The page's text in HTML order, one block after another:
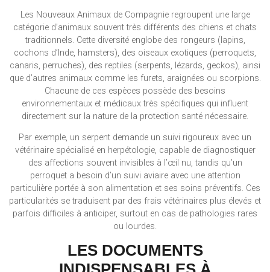
Les Nouveaux Animaux de Compagnie regroupent une large
catégorie d’animaux souvent très différents des chiens et chats
traditionnels. Cette diversité englobe des rongeurs (lapins,
cochons d’Inde, hamsters), des oiseaux exotiques (perroquets,
canaris, perruches), des reptiles (serpents, lézards, geckos), ainsi
que d’autres animaux comme les furets, araignées ou scorpions.
Chacune de ces espèces possède des besoins
environnementaux et médicaux très spécifiques qui influent
directement sur la nature de la protection santé nécessaire.
Par exemple, un serpent demande un suivi rigoureux avec un
vétérinaire spécialisé en herpétologie, capable de diagnostiquer
des affections souvent invisibles à l’œil nu, tandis qu’un
perroquet a besoin d’un suivi aviaire avec une attention
particulière portée à son alimentation et ses soins préventifs. Ces
particularités se traduisent par des frais vétérinaires plus élevés et
parfois difficiles à anticiper, surtout en cas de pathologies rares
ou lourdes.
LES DOCUMENTS